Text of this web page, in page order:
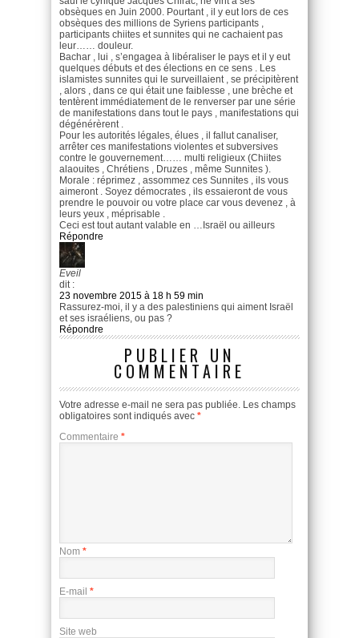
obsèques en Juin 2000. Pourtant , il y eut lors de ces
obsèques des millions de Syriens participants ,
participants chiites et sunnites qui ne cachaient pas
leur…… douleur.
Bachar , lui , s’engagea à libéraliser le pays et il y eut
quelques débuts et des élections en ce sens . Les
islamistes sunnites qui le surveillaient , se précipitèrent
, alors , dans ce qui était une faiblesse , une brèche et
tentèrent immédiatement de le renverser par une série
de manifestations dans tout le pays , manifestations qui
dégénérèrent .
Pour les autorités légales, élues , il fallut canaliser,
arrêter ces manifestations violentes et subversives
contre le gouvernement…… multi religieux (Chiites
alaouites , Chrétiens , Druzes , même Sunnites ).
Morale : réprimez , assommez ces Sunnites , ils vous
aimeront . Soyez démocrates , ils essaieront de vous
prendre le pouvoir ou votre place car vous devenez , à
leurs yeux , méprisable .
Ceci est tout autant valable en …Israël ou ailleurs
Répondre
Eveil
dit :
23 novembre 2015 à 18 h 59 min
Rassurez-moi, il y a des palestiniens qui aiment Israël
et ses israéliens, ou pas ?
Répondre
PUBLIER UN
COMMENTAIRE
Votre adresse e-mail ne sera pas publiée. Les champs
obligatoires sont indiqués avec *
Commentaire *
Nom *
E-mail *
Site web